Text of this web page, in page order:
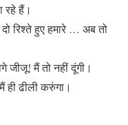
रहे हैं।
रिश्ते हुए हमारे … अब तो
जीजू! मैं तो नहीं दूंगी।
ही ढीली करुंगा।